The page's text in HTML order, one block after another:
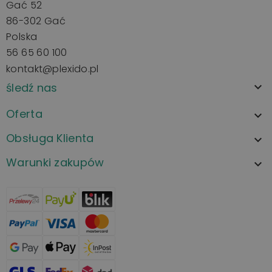
Gać 52
86-302 Gać
Polska
56 65 60 100
kontakt@plexido.pl
śledź nas 
Oferta 
Obsługa Klienta 
Warunki zakupów 